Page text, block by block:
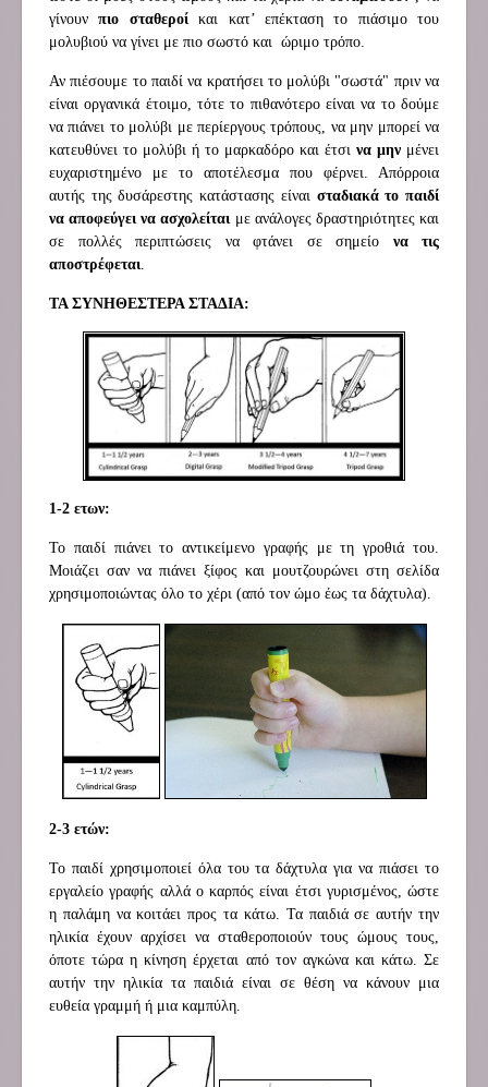
γίνουνπιο σταθεροίκαι κατ’ επέκταση το πιάσιμο του
μολυβιού να γίνει με πιο σωστό και ώριμο τρόπο.
Αν πιέσουμε το παιδί να κρατήσει το μολύβι "σωστά" πριν να
είναι οργανικά έτοιμο, τότε το πιθανότερο είναι να το δούμε
να πιάνει το μολύβι με περίεργους τρόπους, να μην μπορεί να
κατευθύνει το μολύβι ή το μαρκαδόρο και έτσι να μην μένει
ευχαριστημένο με το αποτέλεσμα που φέρνει. Απόρροια
αυτής της δυσάρεστης κατάστασης είναι σταδιακά το παιδί
να αποφεύγει να ασχολείταιμε ανάλογες δραστηριότητες και
σε πολλές περιπτώσεις να φτάνει σε σημείο να τις
αποστρέφεται.
ΤΑ ΣΥΝΗΘΕΣΤΕΡΑ ΣΤΑΔΙΑ:
1-2 ετων:
Το παιδί πιάνει το αντικείμενο γραφής με τη γροθιά του.
Μοιάζει σαν να πιάνει ξίφος και μουτζουρώνει στη σελίδα
χρησιμοποιώντας όλο το χέρι (από τον ώμο έως τα δάχτυλα).
2-3 ετών:
Το παιδί χρησιμοποιεί όλα του τα δάχτυλα για να πιάσει το
εργαλείο γραφής αλλά ο καρπός είναι έτσι γυρισμένος, ώστε
η παλάμη να κοιτάει προς τα κάτω. Τα παιδιά σε αυτήν την
ηλικία έχουν αρχίσει να σταθεροποιούν τους ώμους τους,
όποτε τώρα η κίνηση έρχεται από τον αγκώνα και κάτω. Σε
αυτήν την ηλικία τα παιδιά είναι σε θέση να κάνουν μια
ευθεία γραμμή ή μια καμπύλη.